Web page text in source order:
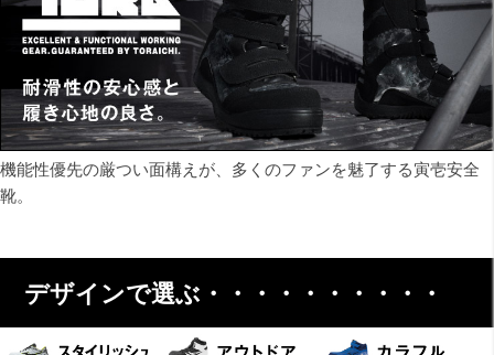
機能性優先の厳つい面構えが、多くのファンを魅了する寅壱安全
靴。
デザインで選ぶ・・・・・・・・・・